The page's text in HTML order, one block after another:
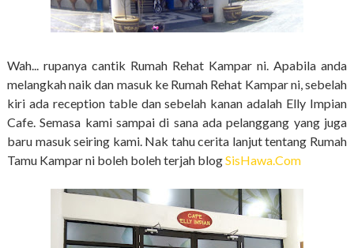
Wah... rupanya cantik Rumah Rehat Kampar ni. Apabila anda
melangkah naik dan masuk ke Rumah Rehat Kampar ni, sebelah
kiri ada reception table dan sebelah kanan adalah Elly Impian
Cafe. Semasa kami sampai di sana ada pelanggang yang juga
baru masuk seiring kami. Nak tahu cerita lanjut tentang Rumah
Tamu Kampar ni boleh boleh terjah blogSisHawa.Com